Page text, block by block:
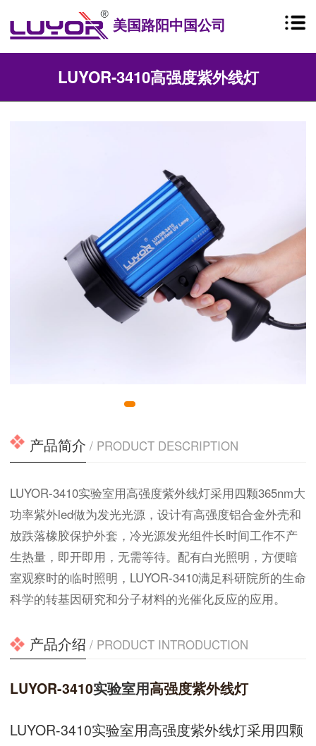
美国路阳中国公司
LUYOR-3410高强度紫外线灯
产品简介 / PRODUCT DESCRIPTION
LUYOR-3410实验室用高强度紫外线灯采用四颗365nm大
功率紫外led做为发光光源，设计有高强度铝合金外壳和
放跌落橡胶保护外套，冷光源发光组件长时间工作不产
生热量，即开即用，无需等待。配有白光照明，方便暗
室观察时的临时照明，LUYOR-3410满足科研院所的生命
科学的转基因研究和分子材料的光催化反应的应用。
产品介绍 / PRODUCT INTRODUCTION
LUYOR-3410实验室用高强度紫外线灯
LUYOR-3410实验室用高强度紫外线灯采用四颗